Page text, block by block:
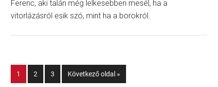
Ferenc, aki talán még lelkesebben mesél, ha a
vitorlázásról esik szó, mint ha a borokról.
1 2 3 Következő oldal »